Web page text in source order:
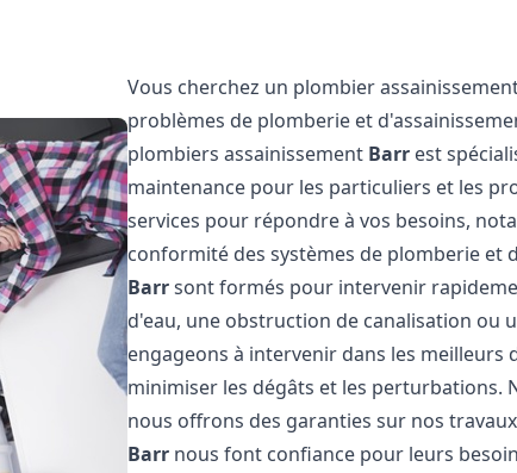
Vous cherchez un plombier
problèmes de plomberie et
plombiers assainissement Barr est
maintenance pour les particuliers et les
services pour répondre à vos besoins,
conformité des systèmes de plomberie et
Barrsont formés pour intervenir
d'eau, une obstruction de canalisation ou
engageons à intervenir dans les meilleurs
minimiser les dégâts et les
nous offrons des garanties sur nos
Barr nous font confiance pour leurs